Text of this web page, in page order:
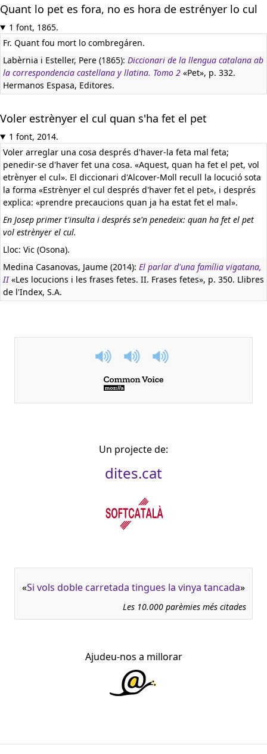
Quant lo pet es fora, no es hora de estrényer lo cul
1 font, 1865.
Fr. Quant fou mort lo combregáren.
Labèrnia i Esteller, Pere (1865): Diccionari de la llengua catalana ab
la correspondencia castellana y llatina. Tomo 2 «Pet», p. 332.
Hermanos Espasa, Editores.
Voler estrènyer el cul quan s'ha fet el pet
1 font, 2014.
Voler arreglar una cosa després d'haver-la feta mal feta;
penedir-se d'haver fet una cosa. «Aquest, quan ha fet el pet, vol
etrènyer el cul». El diccionari d'Alcover-Moll recull la locució sota
la forma «Estrènyer el cul després d'haver fet el pet», i després
explica: «prendre precaucions quan ja ha estat fet el mal».
En Josep primer t'insulta i després se'n penedeix: quan ha fet el pet
vol estrènyer el cul.
Lloc: Vic (Osona).
Medina Casanovas, Jaume (2014): El parlar d'una família vigatana,
II«Les locucions i les frases fetes. II. Frases fetes», p. 350. Llibres
de l'Index, S.A.
Un projecte de:
dites.cat
«Si vols doble carretada tingues la vinya tancada»
Les 10.000 parèmies més citades
Ajudeu-nos a millorar